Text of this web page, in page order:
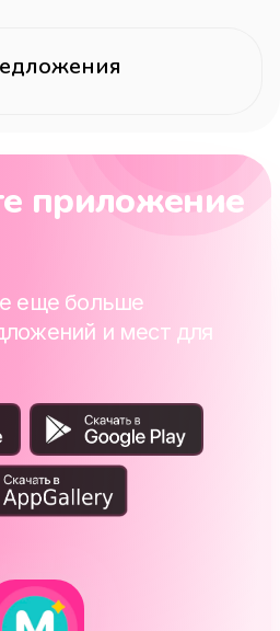
приложение
еще больше
и мест для